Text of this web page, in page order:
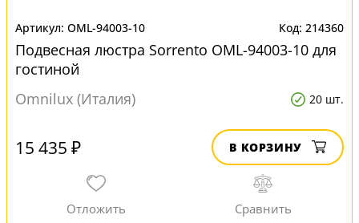
OML-94003-10 214360
Подвесная люстра Sorrento OML-94003-10 для
гостиной
Omnilux (Италия)
20 шт.
15 435 ₽ В КОРЗИНУ